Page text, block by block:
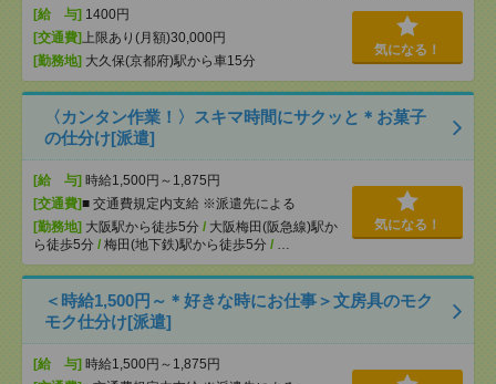
[給 与] 1400円
[交通費] 上限あり(月額)30,000円
[勤務地] 大久保(京都府)駅から車15分
気になる！
〈カンタン作業！〉スキマ時間にサクッと＊お菓子
の仕分け[派遣]
[給 与] 時給1,500円～1,875円
[交通費]■ 交通費規定内支給 ※派遣先による
[勤務地] 大阪駅から徒歩5分 / 大阪梅田(阪急線)駅か
ら徒歩5分 / 梅田(地下鉄)駅から徒歩5分 / …
気になる！
＜時給1,500円～＊好きな時にお仕事＞文房具のモク
モク仕分け[派遣]
[給 与] 時給1,500円～1,875円